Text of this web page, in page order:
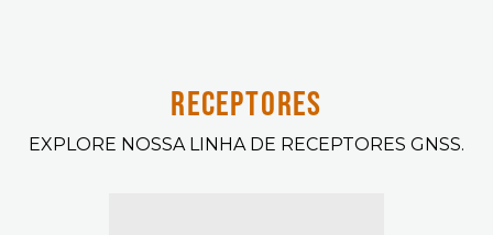
RECEPTORES
EXPLORE NOSSA LINHA DE RECEPTORES GNSS.